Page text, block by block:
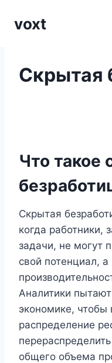
voxt
Скрытая
Что такое
Скрытая
когда работники,
задачи, не могут
свой потенциал,
Аналитики
экономике, чтобы
распределение
общего объема